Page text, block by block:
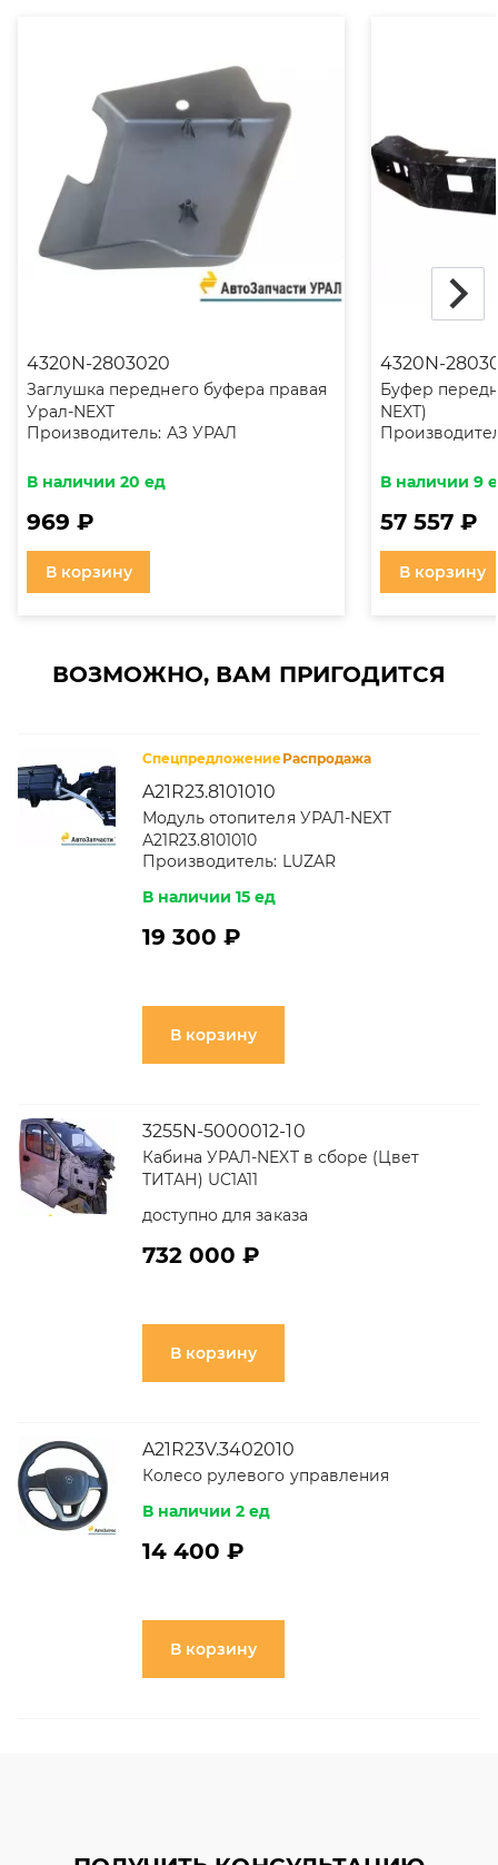
4320N-2803020
Заглушка переднего буфера правая
Урал-NEXT
Производитель: АЗ УРАЛ
В наличии 20 ед
969 ₽
В корзину
4320N-
Буфер
NEXT)
В наличии 9
57 557 ₽
В корзину
ВОЗМОЖНО, ВАМ ПРИГОДИТСЯ
СпецпредложениеРаспродажа
A21R23.8101010
Модуль отопителя УРАЛ-NEXT
А21R23.8101010
Производитель: LUZAR
В наличии 15 ед
19 300 ₽
В корзину
3255N-5000012-10
Кабина УРАЛ-NEXT в сборе (Цвет
ТИТАН) UC1A11
доступно для заказа
732 000 ₽
В корзину
A21R23V.3402010
Колесо рулевого управления
В наличии 2 ед
14 400 ₽
В корзину